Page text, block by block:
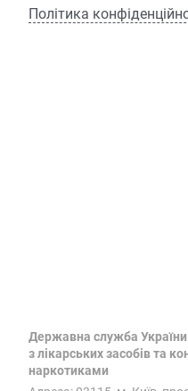
Політика
Державна служба України
з лікарських засобів та
наркотиками